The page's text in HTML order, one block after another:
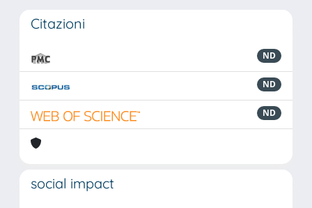
Citazioni
ND
ND
ND
social impact